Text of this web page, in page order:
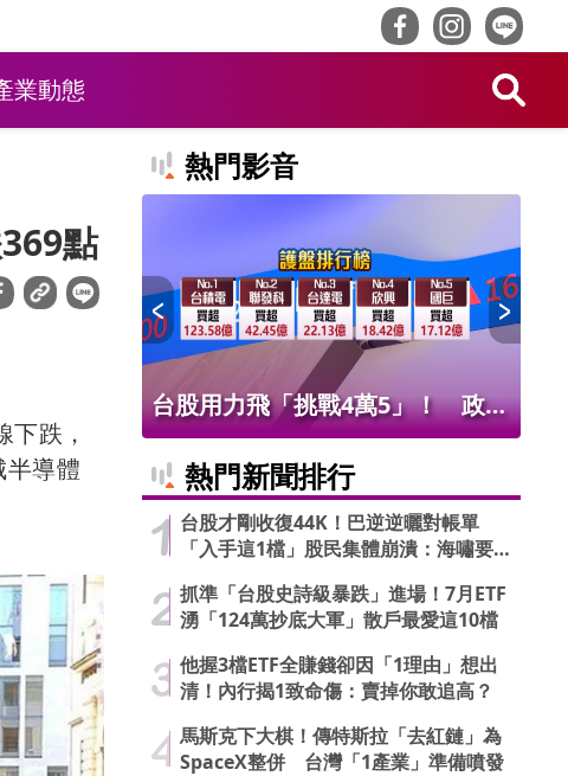
業動態
點
跌，
導體
熱門影音
接班
台股用力飛「挑戰4萬5」！ 政府
熱門新聞排行
台股才剛收復44K！巴逆逆曬對帳單
「入手這1檔」股民集體崩潰：海嘯要
抓準「台股史詩級暴跌」進場！7月ETF
湧「124萬抄底大軍」散戶最愛這10檔
他握3檔ETF全賺錢卻因「1理由」想出
清！內行揭1致命傷：賣掉你敢追高？
馬斯克下大棋！傳特斯拉「去紅鏈」為
SpaceX整併 台灣「1產業」準備噴發